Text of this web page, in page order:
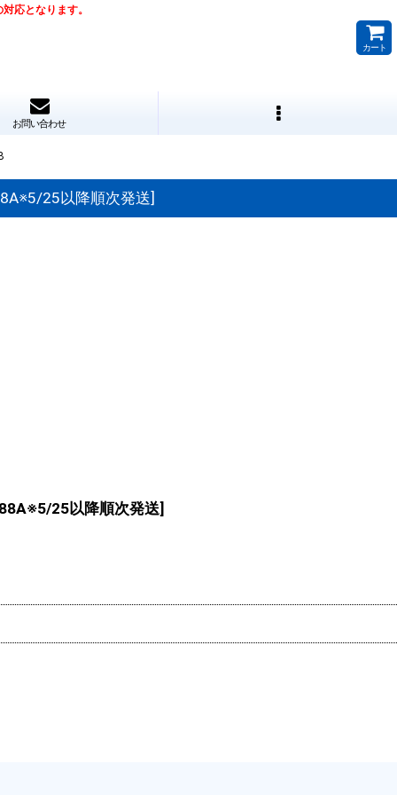
応となります。
カート
お問い合わせ
25以降順次発送]
25以降順次発送]